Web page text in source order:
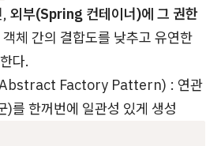
외부(Spring 컨테이너)에 그 권한
체 간의 결합도를 낮추고 유연한
다.
Factory Pattern) : 연관
)를 한꺼번에 일관성 있게 생성